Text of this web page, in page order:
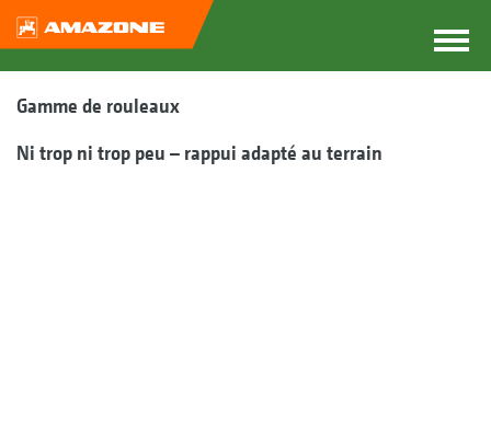
Gamme de rouleaux
Ni trop ni trop peu – rappui adapté au terrain